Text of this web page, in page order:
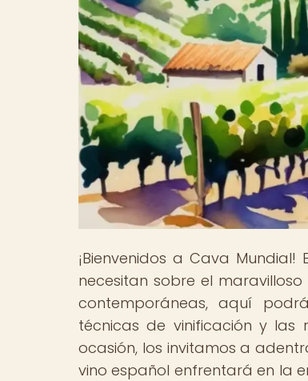
¡Bienvenidos a Cava
necesitan sobre el
contemporáneas, aquí
técnicas de vinificación y las
ocasión, los invitamos a
vino español enfrentará en la